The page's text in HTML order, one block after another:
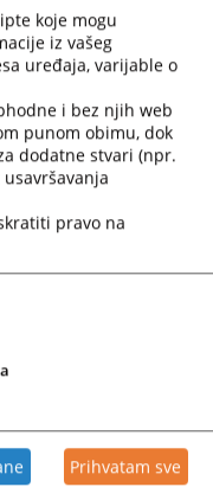
se i uzimaju u
pravila, tako da se
a to su oni predmeti
„hitne
privremena mjera ili
preduzeća i
poštovati
koje mogu
iz vašeg
uređaja, varijable o
i bez njih web
punom obimu, dok
dodatne stvari (npr.
pravo na
Prihvatam sve